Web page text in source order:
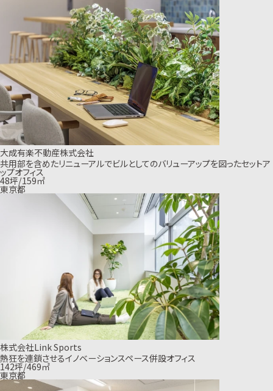
大成有楽不動産株式会社
共用部を含めたリニューアルでビルとしてのバリューアップを図ったセットア
ップオフィス
48坪/159㎡
東京都
株式会社Link Sports
熱狂を連鎖させるイノベーションスペース併設オフィス
142坪/469㎡
東京都